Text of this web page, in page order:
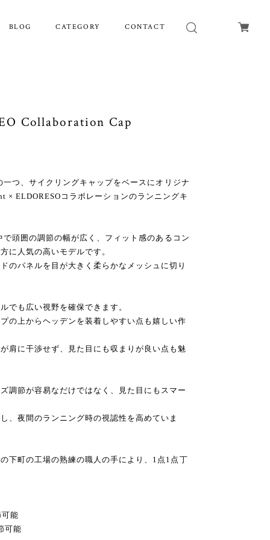
BLOG CATEGORY CONTACT
Collaboration Cap
つ、サイクリングキャップをベースにオリジナ
× ELDORESOコラボレーションのランニングキ
で頭囲の調節の幅が広く、フィット感のあるコン
に人気の高いモデルです。
のパネルを目が大きく柔らかなメッシュに切り
でも広い視野を確保できます。
の上からヘッデンを装着しやすい点も嬉しい作
肩に干渉せず、見た目にも収まりが良い点も魅
調節が容易なだけではなく、見た目にもスマー
、夜間のランニング時の視認性を高めていま
下町の工場の熟練の職人の手により、1点1点丁
能
可能